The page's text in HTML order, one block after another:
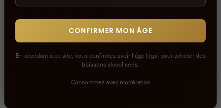
aucun avis
Connectez-vous pour donner votre opinion sur ce
CONFIRMER MON ÂGE
En accédant à ce site, vous confirmez avoir l'âge légal pour acheter des
boissons alcoolisées.
Consommez avec modération